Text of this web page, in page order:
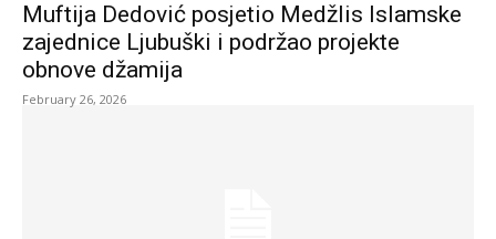
Muftija Dedović posjetio Medžlis Islamske
zajednice Ljubuški i podržao projekte
obnove džamija
February 26, 2026